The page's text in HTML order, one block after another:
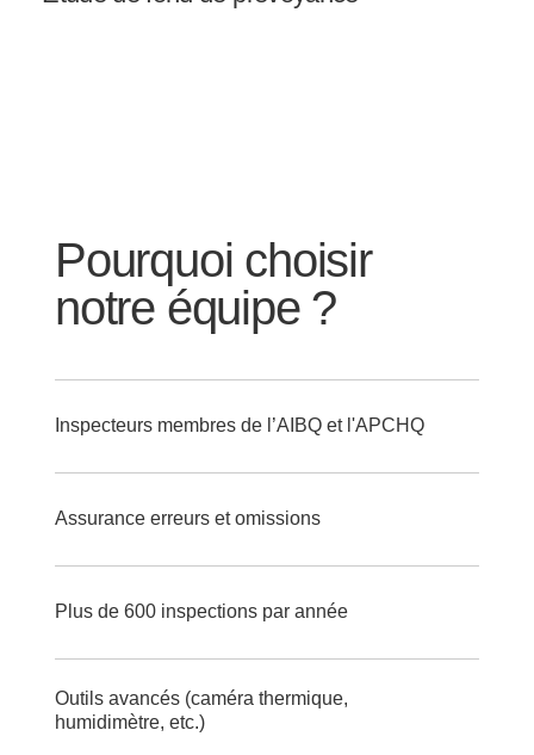
Pourquoi choisir
notre équipe ?
Inspecteurs membres de l’AIBQ et l'APCHQ
Assurance erreurs et omissions
Plus de 600 inspections par année
Outils avancés (caméra thermique,
humidimètre, etc.)